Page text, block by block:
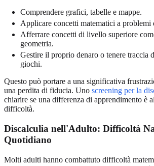
Comprendere grafici, tabelle e mappe.
Applicare concetti matematici a problemi
Afferrare concetti di livello superiore
geometria.
Gestire il proprio denaro o tenere traccia
giochi.
Questo può portare a una significativa
una perdita di fiducia. Uno screening per la
chiarire se una differenza di apprendimento è
difficoltà.
Discalculia nell'Adulto: Difficoltà
Quotidiano
Molti adulti hanno combattuto difficoltà